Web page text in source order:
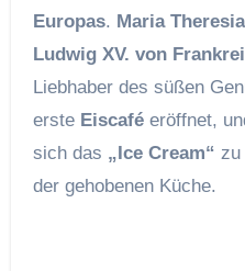
Europas. Maria
Ludwig XV. von
Liebhaber des süßen
erste Eiscaféeröffnet,
sich das „Ice Cream“ zu
der gehobenen Küche.